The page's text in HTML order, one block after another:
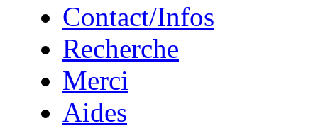
Contact/Infos
Recherche
Merci
Aides